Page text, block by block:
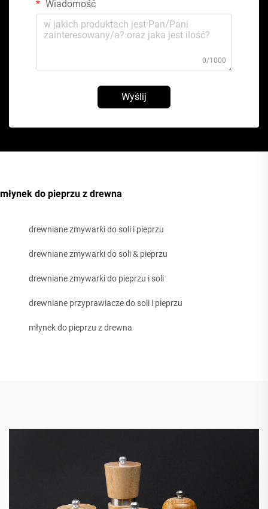
Wiadomość
0/1000
Wyślij
młynek do pieprzu z drewna
drewniane zmywarki do soli i pieprzu
drewniane zmywarki do soli & pieprzu
drewniane zmywarki do pieprzu i soli
drewniane przyprawiacze do soli i pieprzu
młynek do pieprzu z drewna